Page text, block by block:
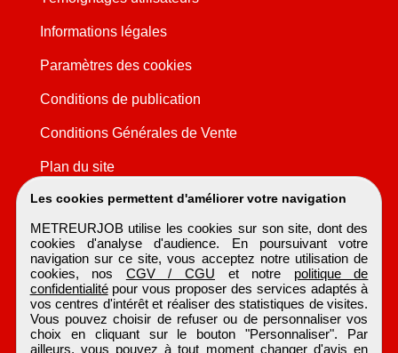
Les cookies permettent d'améliorer votre navigation
METREURJOB utilise les cookies sur son site, dont des
cookies d'analyse d'audience. En poursuivant votre
navigation sur ce site, vous acceptez notre utilisation de
cookies, nos CGV / CGU et notre politique de
confidentialitépour vous proposer des services adaptés à
vos centres d'intérêt et réaliser des statistiques de visites.
Vous pouvez choisir de refuser ou de personnaliser vos
choix en cliquant sur le bouton "Personnaliser". Par
ailleurs, vous pouvez à tout moment changer d'avis en
Informations légales
Paramètres des cookies
Conditions de publication
Conditions Générales de Vente
Plan du site